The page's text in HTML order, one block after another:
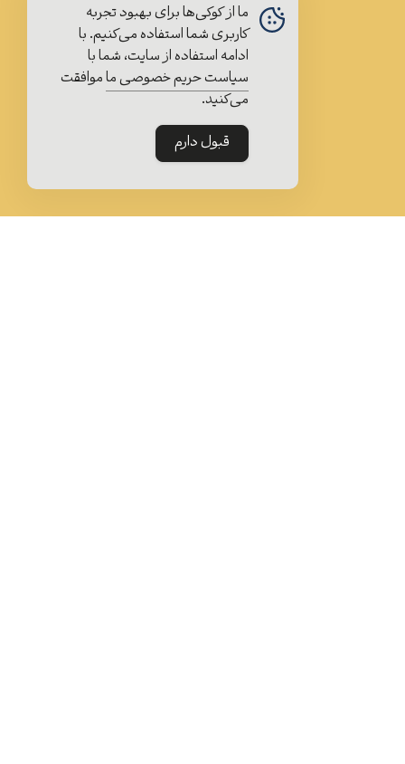
ما از کوکی‌ها برای بهبود تجربه
کاربری شما استفاده می‌کنیم. با
ادامه استفاده از سایت، شما با
سیاست حریم خصوصی ماموافقت
می‌کنید.
قبول دارم